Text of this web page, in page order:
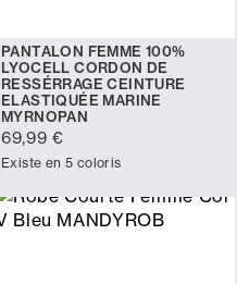
PANTALON FEMME 100%
LYOCELL CORDON DE
RESSÉRRAGE CEINTURE
ELASTIQUÉE MARINE
MYRNOPAN
69,99 €
Existe en 5 coloris